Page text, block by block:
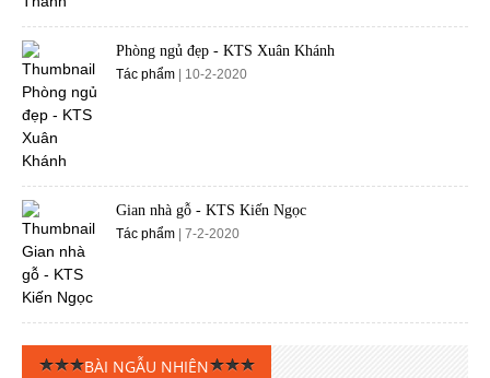
Phòng ngủ đẹp - KTS Xuân Khánh
Tác phẩm | 10-2-2020
Gian nhà gỗ - KTS Kiến Ngọc
Tác phẩm | 7-2-2020
BÀI NGẪU NHIÊN